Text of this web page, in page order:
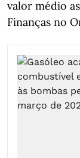
valor médio
Finanças no